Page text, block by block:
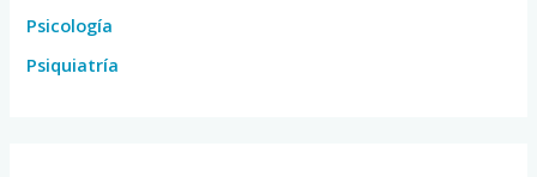
Psicología
Psiquiatría